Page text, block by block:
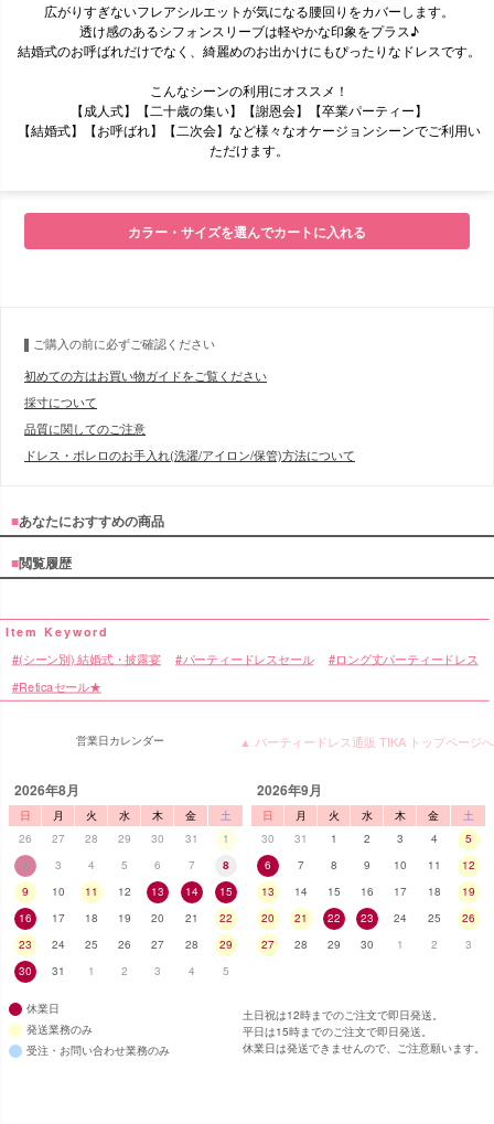
広がりすぎないフレアシルエットが気になる腰回りをカバーします。
透け感のあるシフォンスリーブは軽やかな印象をプラス♪
結婚式のお呼ばれだけでなく、綺麗めのお出かけにもぴったりなドレスです。
こんなシーンの利用にオススメ！
【成人式】【二十歳の集い】【謝恩会】【卒業パーティー】
【結婚式】【お呼ばれ】【二次会】など様々なオケージョンシーンでご利用い
ただけます。
■サイズ表
カラー・サイズを選んでカートに入れる
ご購入の前に必ずご確認ください
初めての方はお買い物ガイドをご覧ください
採寸について
品質に関してのご注意
ドレス・ボレロのお手入れ(洗濯/アイロン/保管)方法について
■あなたにおすすめの商品
■閲覧履歴
(シーン別) 結婚式・披露宴 パーティードレスセール ロング丈パーティードレス
Reticaセール★
▲ パーティードレス通販 TIKA トップページへ
営業日カレンダー
2026年8月
日 月 火 水 木 金
土
26
27 28 29 30 31
1
2
3 4 5 6 7
8
9
10 11 12 13 14
15
16
17 18 19 20 21
22
23
24 25 26 27 28
29
30
31 1 2 3 4 5
2026年9月
日 月 火 水 木 金
土
30
31 1 2 3 4
5
6
7 8 9 10 11
12
13
14 15 16 17 18
19
20
21 22 23 24 25
26
27
28 29 30 1 2 3
休業日
発送業務のみ
受注・お問い合わせ業務のみ
土日祝は12時までのご注文で即日発送。
平日は15時までのご注文で即日発送。
休業日は発送できませんので、ご注意願います。